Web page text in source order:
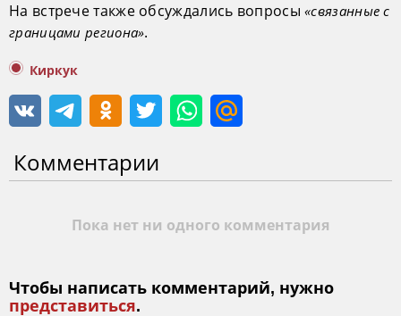
На встрече также обсуждались вопросы«связанные с
границами региона».
Киркук
Комментарии
Пока нет ни одного комментария
Чтобы написать комментарий, нужно
представиться.